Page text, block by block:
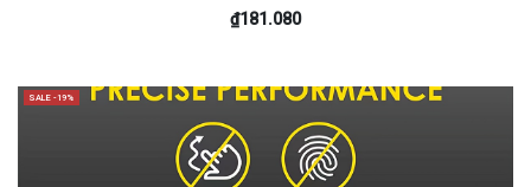
₫181.080
SALE -19%